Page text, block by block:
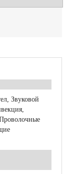
Звуковой